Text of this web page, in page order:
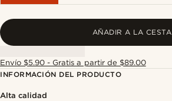
AÑADIR A LA CESTA
Envío $5.90 - Gratis a partir de $89.00
INFORMACIÓN DEL PRODUCTO
Alta calidad